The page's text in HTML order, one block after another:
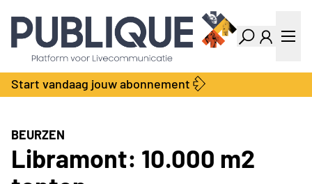
Industry Dashboard
Vacatures
Kalender
Producten
Bedrijvengids
Locatie Finder
Contact
Over ons
Adverteren
Start vandaag jouw abonnement
BEURZEN
Libramont: 10.000 m2